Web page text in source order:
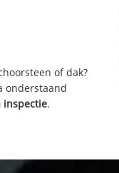
of dak?
onderstaand
inspectie.